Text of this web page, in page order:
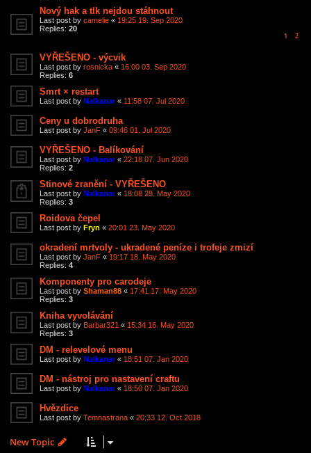
Nový hak a tlk nejdou stáhnout
Last post by camelie « 19:25 19. Sep 2020
Replies: 20
1 2
VYŘEŠENO - výcvik
Last post by rosnicka « 16:00 03. Sep 2020
Replies: 6
Smrt × restart
Last post by Nalkanar« 11:58 07. Jul 2020
Ceny u dobrodruha
Last post by JanF « 09:46 01. Jul 2020
VYŘEŠENO - Balíkování
Last post by Nalkanar« 22:18 07. Jun 2020
Replies: 2
Stinové zranění - VYŘEŠENO
Last post by Nalkanar« 18:08 28. May 2020
Replies: 3
Roidova čepel
Last post by Fryn « 20:01 23. May 2020
okradení mrtvoly - ukradené peníze i trofeje zmizí
Last post by JanF « 19:17 18. May 2020
Replies: 4
Komponenty pro carodeje
Last post by Shaman88 « 17:41 17. May 2020
Replies: 3
Kniha vyvolávání
Last post by Barbar321 « 15:34 16. May 2020
Replies: 3
DM - relevelové menu
Last post by Nalkanar« 18:51 07. Jan 2020
DM - nástroj pro nastavení craftu
Last post by Nalkanar« 18:50 07. Jan 2020
Hvězdice
Last post by Temnastrana « 20:33 12. Oct 2018
New Topic